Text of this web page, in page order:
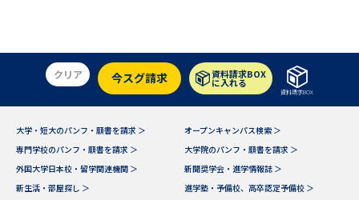
クリア 今スグ請求 資料請求BOX
に入れる
資料請求BOX
大学・短大のパンフ・願書を請求 ＞
オープンキャンパス検索 ＞
専門学校のパンフ・願書を請求 ＞
大学院のパンフ・願書を請求 ＞
外国大学日本校・留学関連機関 ＞
新聞奨学会・進学情報誌 ＞
新生活・部屋探し ＞
進学塾・予備校、高卒認定予備校 ＞